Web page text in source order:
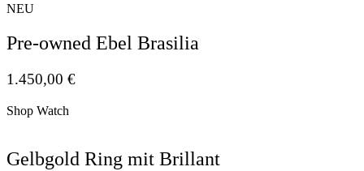
NEU
Pre-owned Ebel Brasilia
1.450,00 €
Shop Watch
Gelbgold Ring mit Brillant